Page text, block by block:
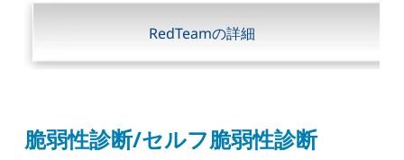
RedTeamの詳細
脆弱性診断/セルフ脆弱性診断